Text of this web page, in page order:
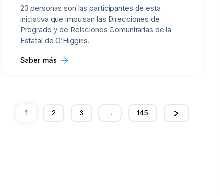
23 personas son las participantes de esta
iniciativa que impulsan las Direcciones de
Pregrado y de Relaciones Comunitarias de la
Estatal de O’Higgins.
Saber más
1 2 3 … 145